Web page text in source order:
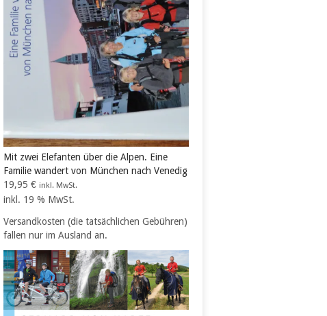
Mit zwei Elefanten über die Alpen. Eine
Familie wandert von München nach Venedig
19,95€ inkl. MwSt.
inkl. 19 % MwSt.
Versandkosten (die tatsächlichen Gebühren)
fallen nur im Ausland an.